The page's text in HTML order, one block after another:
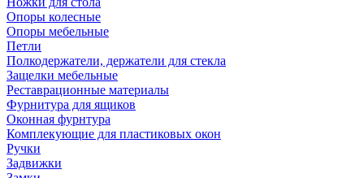
Опоры колесные
Опоры мебельные
Петли
Полкодержатели, держатели для стекла
Защелки мебельные
Реставрационные материалы
Фурнитура для ящиков
Оконная фурнтура
Комплекующие для пластиковых окон
Ручки
Задвижки